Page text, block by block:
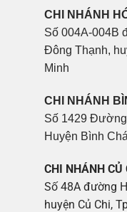
CHI NHÁNH
Số 004A-004B
Đông Thạnh,
Minh
CHI NHÁNH
Số 1429
Huyện Bình
CHI NHÁNH CỦ
Số 48A đường
huyện Củ Chi,